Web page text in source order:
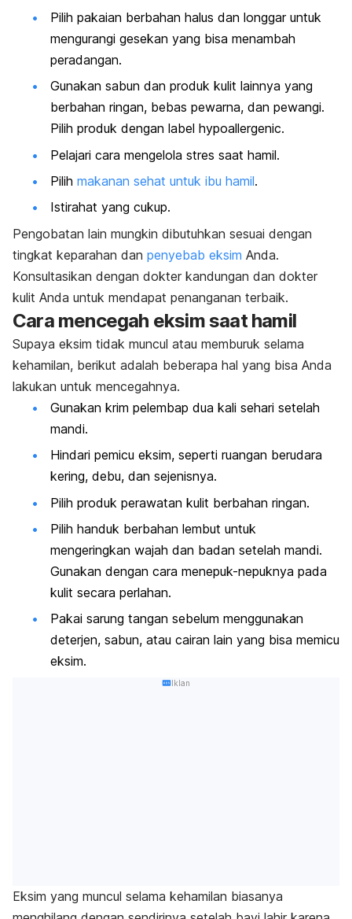
Pilih pakaian berbahan halus dan longgar untuk
mengurangi gesekan yang bisa menambah
peradangan.
Gunakan sabun dan produk kulit lainnya yang
berbahan ringan, bebas pewarna, dan pewangi.
Pilih produk dengan label hypoallergenic.
Pelajari cara mengelola stres saat hamil.
Pilih makanan sehat untuk ibu hamil.
Istirahat yang cukup.
Pengobatan lain mungkin dibutuhkan sesuai dengan
tingkat keparahan dan penyebab eksim Anda.
Konsultasikan dengan dokter kandungan dan dokter
kulit Anda untuk mendapat penanganan terbaik.
Cara mencegah eksim saat hamil
Supaya eksim tidak muncul atau memburuk selama
kehamilan, berikut adalah beberapa hal yang bisa Anda
lakukan untuk mencegahnya.
Gunakan krim pelembap dua kali sehari setelah
mandi.
Hindari pemicu eksim, seperti ruangan berudara
kering, debu, dan sejenisnya.
Pilih produk perawatan kulit berbahan ringan.
Pilih handuk berbahan lembut untuk
mengeringkan wajah dan badan setelah mandi.
Gunakan dengan cara menepuk-nepuknya pada
kulit secara perlahan.
Pakai sarung tangan sebelum menggunakan
deterjen, sabun, atau cairan lain yang bisa memicu
eksim.
Iklan
Eksim yang muncul selama kehamilan biasanya